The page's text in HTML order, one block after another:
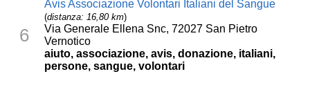
6
Avis Associazione Volontari Italiani del Sangue
(distanza: 16,80 km)
Via Generale Ellena Snc, 72027 San Pietro
Vernotico
aiuto, associazione, avis, donazione, italiani,
persone, sangue, volontari